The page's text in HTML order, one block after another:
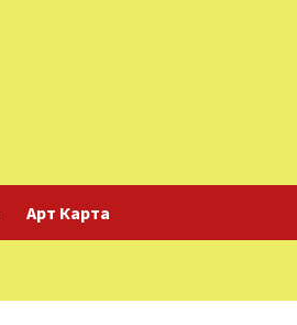
Арт Карта